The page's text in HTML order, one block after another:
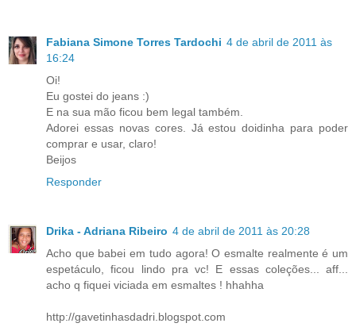
Fabiana Simone Torres Tardochi 4 de abril de 2011 às
16:24
Oi!
Eu gostei do jeans :)
E na sua mão ficou bem legal também.
Adorei essas novas cores. Já estou doidinha para poder
comprar e usar, claro!
Beijos
Responder
Drika - Adriana Ribeiro 4 de abril de 2011 às 20:28
Acho que babei em tudo agora! O esmalte realmente é um
espetáculo, ficou lindo pra vc! E essas coleções... aff...
acho q fiquei viciada em esmaltes ! hhahha
http://gavetinhasdadri.blogspot.com